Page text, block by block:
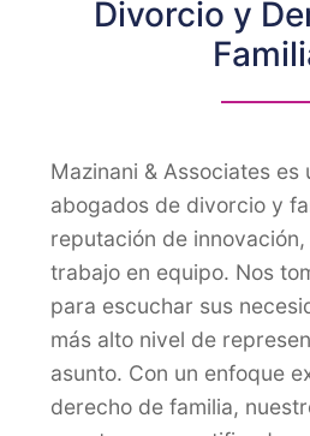
Divorcio y
Mazinani & Associates es
abogados de divorcio y
reputación de
trabajo en equipo. Nos
para escuchar sus
más alto nivel de
asunto. Con un enfoque
derecho de familia,